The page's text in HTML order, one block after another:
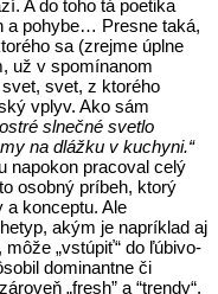
A do toho tá poetika
a pohybe… Presne taká,
sa (zrejme úplne
už v spomínanom
svet, z ktorého
vplyv. Ako sám
slnečné svetlo
na dlážku v kuchyni.“
napokon pracoval celý
osobný príbeh, ktorý
a konceptu. Ale
akým je napríklad aj
„vstúpiť“ do ľúbivo-
dominantne či
„fresh” a “trendy“,